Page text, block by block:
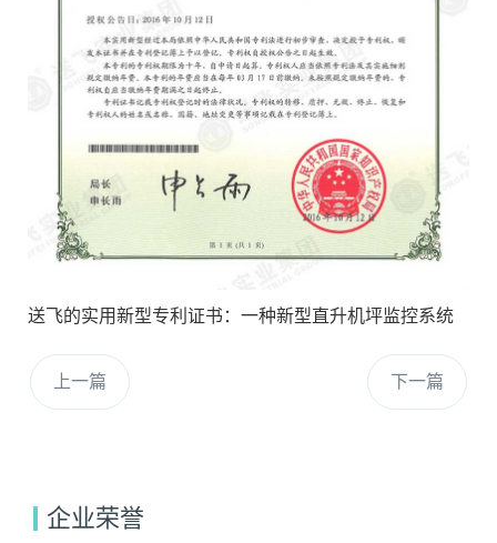
送飞的实用新型专利证书：一种新型直升机坪监控系统
上一篇 下一篇
企业荣誉